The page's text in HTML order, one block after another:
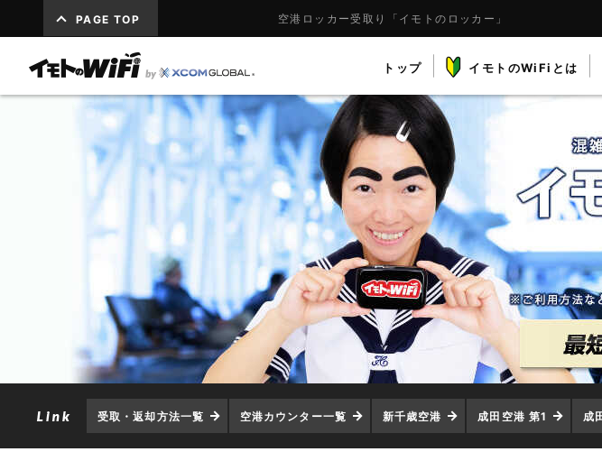
空港ロッカー受取り「イモトのロッカー」
PAGE TOP
トップ イモトのWiFiとは
受取・返却方法一覧 空港カウンター一覧 新千歳空港 成田空港 第1 成